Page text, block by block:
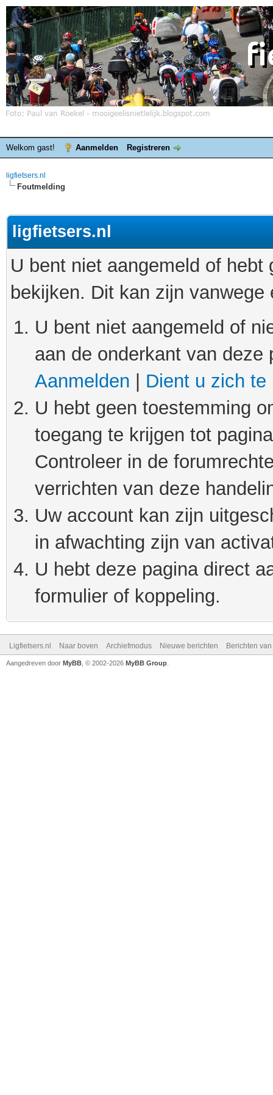
Welkom gast! Aanmelden Registreren
ligfietsers.nl
Foutmelding
ligfietsers.nl
U bent niet aangemeld of
bekijken. Dit kan zijn
U bent niet aangemeld of
aan de onderkant van
Aanmelden
Dient u zich te
U hebt geen toestemming
toegang te krijgen tot
Controleer in de
verrichten van deze
Uw account kan zijn
in afwachting zijn van
U hebt deze pagina direct
formulier of koppeling.
Ligfietsers.nl Naar boven Archiefmodus Nieuwe berichten Berichten
Aangedreven door MyBB , © 2002-2026 MyBB Group